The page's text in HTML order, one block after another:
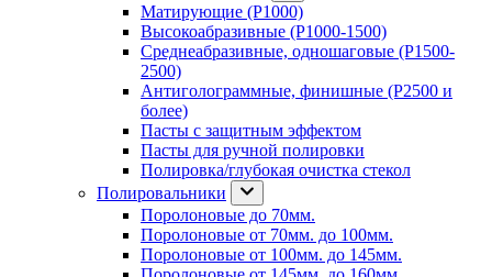
Матирующие (P1000)
Высокоабразивные (P1000-1500)
Среднеабразивные, одношаговые (P1500-
2500)
Антиголограммные, финишные (P2500 и
более)
Пасты с защитным эффектом
Пасты для ручной полировки
Полировка/глубокая очистка стекол
Полировальники
Поролоновые до 70мм.
Поролоновые от 70мм. до 100мм.
Поролоновые от 100мм. до 145мм.